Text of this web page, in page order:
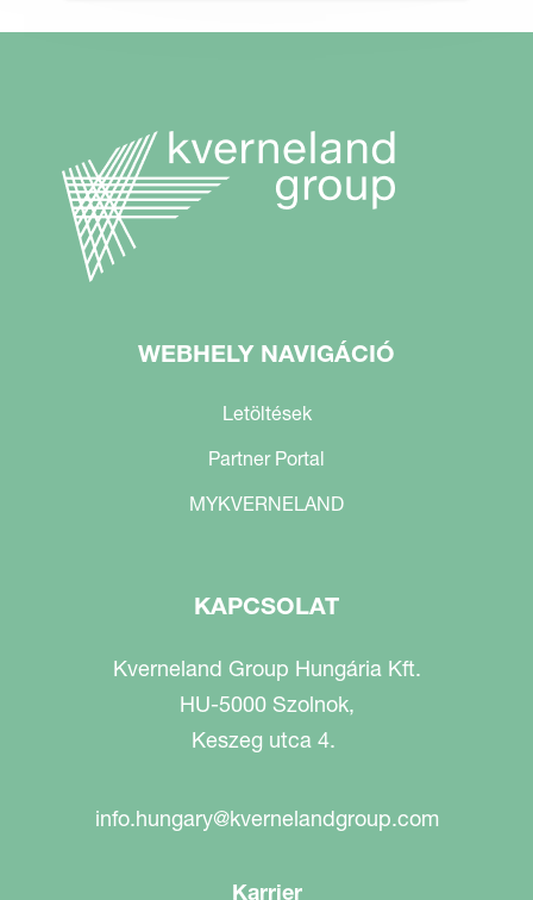
WEBHELY NAVIGÁCIÓ
Letöltések
Partner Portal
MYKVERNELAND
KAPCSOLAT
Kverneland Group Hungária Kft.
HU-5000 Szolnok,
Keszeg utca 4.
info.hungary@kvernelandgroup.com
Karrier